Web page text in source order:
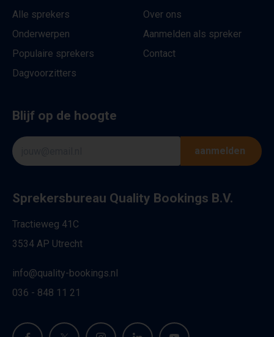
Alle sprekers
Onderwerpen
Populaire sprekers
Dagvoorzitters
Over ons
Aanmelden als spreker
Contact
Blijf op de hoogte
aanmelden
Sprekersbureau Quality Bookings B.V.
Tractieweg 41C
3534 AP Utrecht
info@quality-bookings.nl
036 - 848 11 21